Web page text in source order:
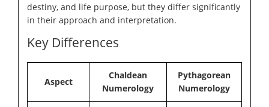
destiny, and life purpose, but they differ significantly
in their approach and interpretation.
Key Differences
Aspect
Chaldean
Numerology
Pythagorean
Numerology